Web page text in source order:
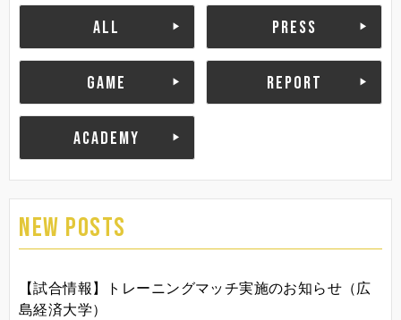
ALL PRESS
GAME REPORT
ACADEMY
NEW POSTS
【試合情報】トレーニングマッチ実施のお知らせ（広
島経済大学）